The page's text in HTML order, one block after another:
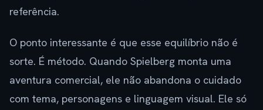
referência.
O ponto interessante é que esse equilíbrio não é
sorte. É método. Quando Spielberg monta uma
aventura comercial, ele não abandona o cuidado
com tema, personagens e linguagem visual. Ele só